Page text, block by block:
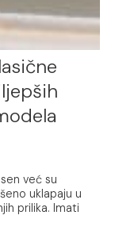
već su
uklapaju u
prilika. Imati